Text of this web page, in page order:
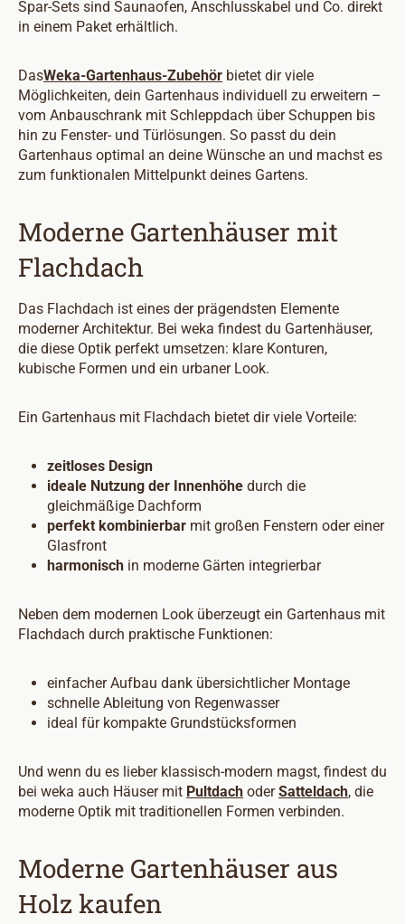
Spar-Sets sind Saunaofen, Anschlusskabel und Co. direkt
in einem Paket erhältlich.
DasWeka-Gartenhaus-Zubehör bietet dir viele
Möglichkeiten, dein Gartenhaus individuell zu erweitern –
vom Anbauschrank mit Schleppdach über Schuppen bis
hin zu Fenster- und Türlösungen. So passt du dein
Gartenhaus optimal an deine Wünsche an und machst es
zum funktionalen Mittelpunkt deines Gartens.
Moderne Gartenhäuser mit
Flachdach
Das Flachdach ist eines der prägendsten Elemente
moderner Architektur. Bei weka findest du Gartenhäuser,
die diese Optik perfekt umsetzen: klare Konturen,
kubische Formen und ein urbaner Look.
Ein Gartenhaus mit Flachdach bietet dir viele Vorteile:
zeitloses Design
ideale Nutzung der Innenhöhe durch die
gleichmäßige Dachform
perfekt kombinierbar mit großen Fenstern oder einer
Glasfront
harmonisch in moderne Gärten integrierbar
Neben dem modernen Look überzeugt ein Gartenhaus mit
Flachdach durch praktische Funktionen:
einfacher Aufbau dank übersichtlicher Montage
schnelle Ableitung von Regenwasser
ideal für kompakte Grundstücksformen
Und wenn du es lieber klassisch-modern magst, findest du
bei weka auch Häuser mit Pultdach oderSatteldach, die
moderne Optik mit traditionellen Formen verbinden.
Moderne Gartenhäuser aus
Holz kaufen